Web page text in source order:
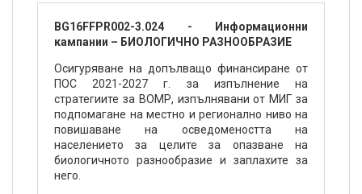
BG16FFPR002-3.024 - Информационни
кампании – БИОЛОГИЧНО РАЗНООБРАЗИЕ
Осигуряване на допълващо финансиране от
ПОС 2021-2027 г. за изпълнение на
стратегиите за ВОМР, изпълнявани от МИГ за
подпомагане на местно и регионално ниво на
повишаване на осведомеността на
населението за целите за опазване на
биологичното разнообразие и заплахите за
него.